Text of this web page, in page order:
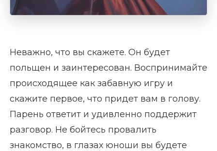
Неважно, что вы скажете. Он будет
польщен и заинтересован. Воспринимайте
происходящее как забавную игру и
скажите первое, что придет вам в голову.
Парень ответит и удивленно поддержит
разговор. Не бойтесь провалить
знакомство, в глазах юноши вы будете